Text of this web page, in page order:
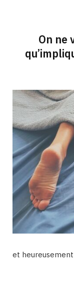
On ne
et heureusement